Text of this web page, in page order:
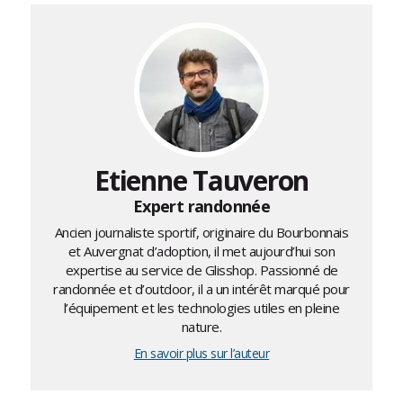
Etienne Tauveron
Expert randonnée
Ancien journaliste sportif, originaire du Bourbonnais
et Auvergnat d’adoption, il met aujourd’hui son
expertise au service de Glisshop. Passionné de
randonnée et d’outdoor, il a un intérêt marqué pour
l’équipement et les technologies utiles en pleine
nature.
En savoir plus sur l’auteur